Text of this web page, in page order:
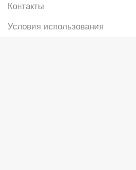
Контакты
Условия использования